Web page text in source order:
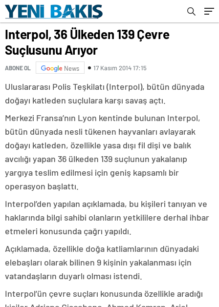
Interpol, 36 Ülkeden 139 Çevre
Suçlusunu Arıyor
ABONE OL News 17 Kasım 2014 17:15
Uluslararası Polis Teşkilatı (Interpol), bütün dünyada
doğayı katleden suçlulara karşı savaş açtı.
Merkezi Fransa’nın Lyon kentinde bulunan Interpol,
bütün dünyada nesli tükenen hayvanları avlayarak
doğayı katleden, özellikle yasa dışı fil dişi ve balık
avcılığı yapan 36 ülkeden 139 suçlunun yakalanıp
yargıya teslim edilmesi için geniş kapsamlı bir
operasyon başlattı.
Interpol’den yapılan açıklamada, bu kişileri tanıyan ve
haklarında bilgi sahibi olanların yetkililere derhal ihbar
etmeleri konusunda çağrı yapıldı.
Açıklamada, özellikle doğa katliamlarının dünyadaki
elebaşları olarak bilinen 9 kişinin yakalanması için
vatandaşların duyarlı olması istendi.
Interpol’ün çevre suçları konusunda özellikle aradığı